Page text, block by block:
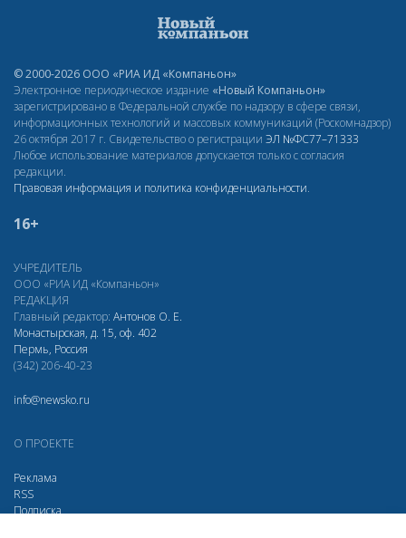
© 2000-2026 ООО «РИА ИД «Компаньон»
Электронное периодическое издание «Новый Компаньон»
зарегистрировано в Федеральной службе по надзору в сфере связи,
информационных технологий и массовых коммуникаций (Роскомнадзор)
26 октября 2017 г. Свидетельство о регистрации ЭЛ №ФС77–71333
Любое использование материалов допускается только с согласия
редакции.
Правовая информация и политика конфиденциальности.
16+
УЧРЕДИТЕЛЬ
ООО «РИА ИД «Компаньон»
РЕДАКЦИЯ
Главный редактор: Антонов О. Е.
Монастырская, д. 15, оф. 402
Пермь, Россия
(342) 206-40-23
info@newsko.ru
О ПРОЕКТЕ
Реклама
RSS
Подписка